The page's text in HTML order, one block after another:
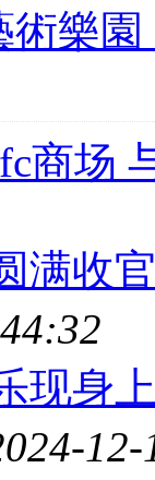
樂
商场
满收
现身